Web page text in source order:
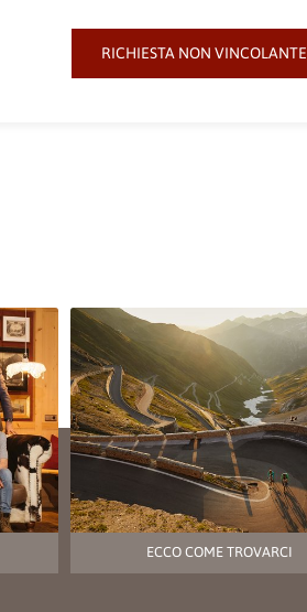
RICHIESTA NON VINCOLANTE
ECCO COME TROVARCI